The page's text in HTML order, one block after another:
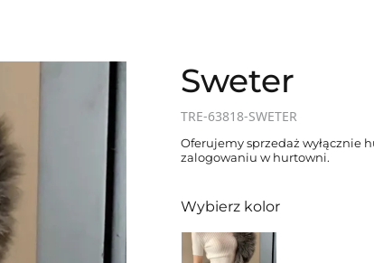
Sweter
TRE-63818-SWETER
Oferujemy sprzedaż wyłącznie
zalogowaniu w hurtowni.
Wybierz kolor